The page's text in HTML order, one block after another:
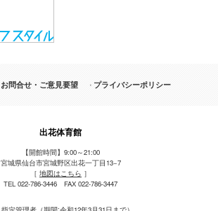
お問合せ・ご意見要望 プライバシーポリシー
出花体育館
【開館時間】9:00～21:00
宮城県仙台市宮城野区出花一丁目13−7
［ 地図はこちら ］
TEL 022-786-3446 FAX 022-786-3447